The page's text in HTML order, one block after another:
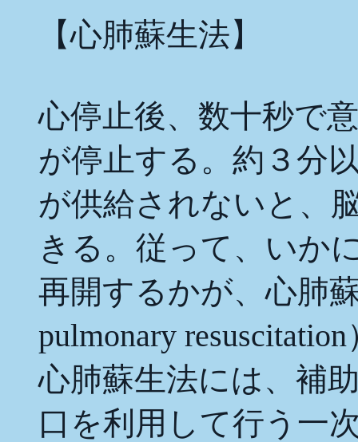
【心肺蘇生法】
心停止後、数十秒で
が停止する。約３分
が供給されないと、
きる。従って、いか
再開するかが、心肺
pulmonary
心肺蘇生法には、補
口を利用して行う一